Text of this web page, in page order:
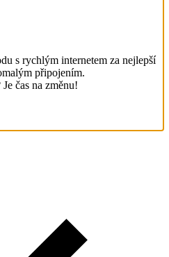
s rychlým internetem za nejlepší
připojením.
čas na změnu!